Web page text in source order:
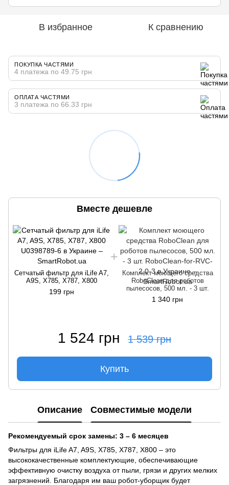
В избранное К сравнению
ПОКУПКА ЧАСТЯМИ
4 платежа по 49.75 грн
ОПЛАТА ЧАСТЯМИ
3 платежа по 66.33 грн
Вместе дешевле
Сетчатый фильтр для iLife A7,
A9S, X785, X787, X800
199 грн
Комплект моющего средства
RoboClean для роботов
пылесосов, 500 мл. - 3 шт.
1 340 грн
1 524 грн 1 539 грн
Купить
Описание Совместимые модели
Рекомендуемый срок замены: 3 – 6 месяцев
Фильтры для iLife A7, A9S, X785, X787, X800 – это
высококачественные комплектующие, обеспечивающие
эффективную очистку воздуха от пыли, грязи и других мелких
загрязнений. Благодаря им ваш робот-уборщик будет